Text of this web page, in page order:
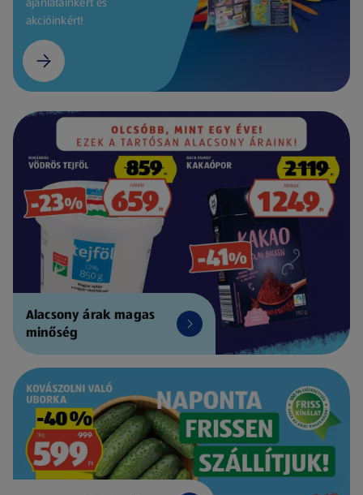
akcióinkért!
Alacsony árak magas
minőség